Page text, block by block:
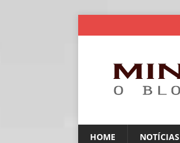
HOME NOTÍCIAS